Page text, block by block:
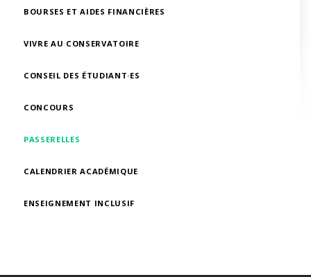
BOURSES ET AIDES FINANCIÈRES
VIVRE AU CONSERVATOIRE
CONSEIL DES ÉTUDIANT·ES
CONCOURS
PASSERELLES
CALENDRIER ACADÉMIQUE
ENSEIGNEMENT INCLUSIF